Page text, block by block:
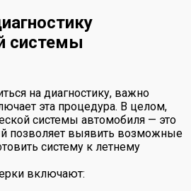
системы
на диагностику, важно
эта процедура. В целом,
системы автомобиля — это
позволяет выявить возможные
систему к летнему
включают: